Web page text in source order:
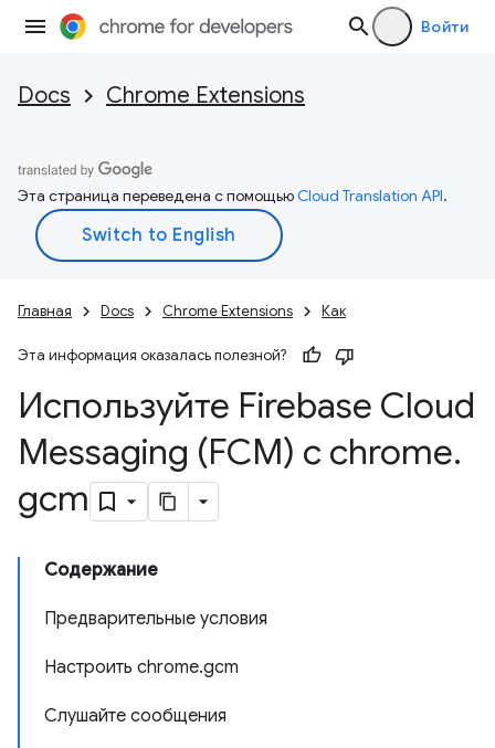
Войти
Docs Chrome Extensions
Эта страница переведена с помощьюCloud Translation API.
Главная Docs Chrome Extensions Как
Эта информация оказалась полезной?
Используйте Firebase Cloud
Messaging (FCM) с chrome.
gcm
Содержание
Предварительные условия
Настроить chrome.gcm
Слушайте сообщения